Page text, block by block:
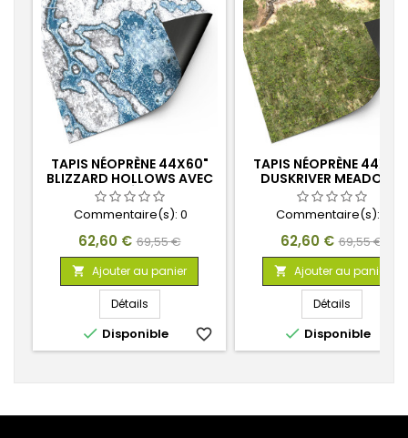
TAPIS NÉOPRÈNE 44X60"
BLIZZARD HOLLOWS AVEC
ZONES DE DÉPLOIEMENT
Commentaire(s): 0
Prix
62,60 € Prix
de
base
69,55 €
 Ajouter au panier
Détails
 Disponible favorite_border
TAPIS NÉOPRÈNE
DUSKRIVER MEADOWS
AVEC ZONES DE
DÉPLOIEMENT
Commentaire(s):
Prix
62,60 € Prix
de
base
69,55 €
 Ajouter au panier
Détails
 Disponible